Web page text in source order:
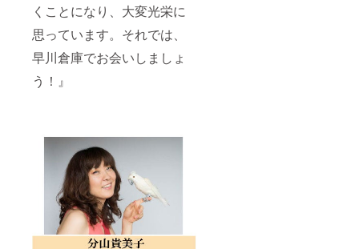
くことになり、大変光栄に
思っています。それでは、
早川倉庫でお会いしましょ
う！』